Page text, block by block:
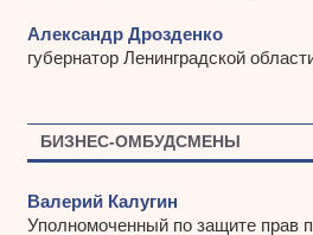
Александр Дрозденко
губернатор Ленинградской
БИЗНЕС-ОМБУДСМЕНЫ
Валерий Калугин
Уполномоченный по защите прав